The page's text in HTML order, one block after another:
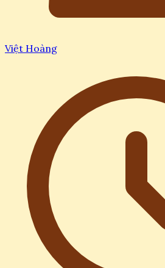
Việt Hoàng